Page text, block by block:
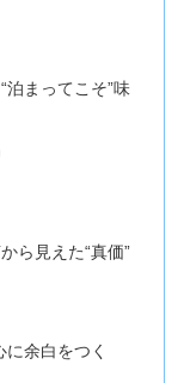
泊まってこそ”味
ら見えた“真価”
余白をつく